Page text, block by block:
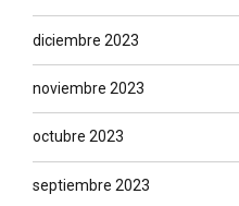
diciembre 2023
noviembre 2023
octubre 2023
septiembre 2023